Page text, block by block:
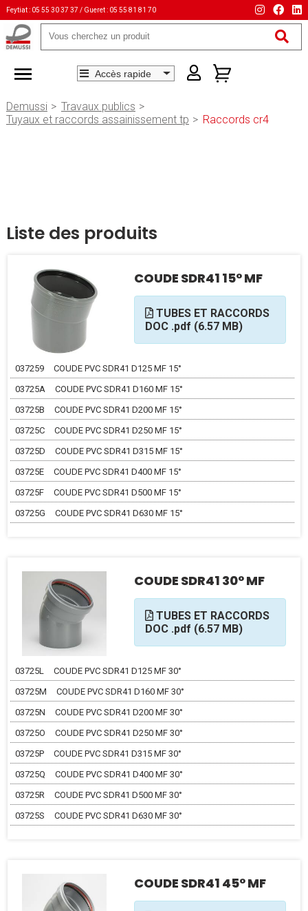
Feytiat : 05 55 30 37 37 / Gueret : 05 55 81 81 70
Mots-
clés
Demussi
Travaux publics
Tuyaux et raccords assainissement tp
Raccords cr4
Liste des produits
COUDE SDR41 15° MF
TUBES ET RACCORDS
DOC .pdf (6.57 MB)
037259
COUDE PVC SDR41 D125 MF 15°
03725A
COUDE PVC SDR41 D160 MF 15°
03725B
COUDE PVC SDR41 D200 MF 15°
03725C
COUDE PVC SDR41 D250 MF 15°
03725D
COUDE PVC SDR41 D315 MF 15°
03725E
COUDE PVC SDR41 D400 MF 15°
03725F
COUDE PVC SDR41 D500 MF 15°
03725G
COUDE PVC SDR41 D630 MF 15°
COUDE SDR41 30° MF
TUBES ET RACCORDS
DOC .pdf (6.57 MB)
03725L
COUDE PVC SDR41 D125 MF 30°
03725M
COUDE PVC SDR41 D160 MF 30°
03725N
COUDE PVC SDR41 D200 MF 30°
03725O
COUDE PVC SDR41 D250 MF 30°
03725P
COUDE PVC SDR41 D315 MF 30°
03725Q
COUDE PVC SDR41 D400 MF 30°
03725R
COUDE PVC SDR41 D500 MF 30°
03725S
COUDE PVC SDR41 D630 MF 30°
COUDE SDR41 45° MF